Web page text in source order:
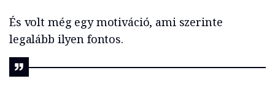
És volt még egy motiváció, ami szerinte
legalább ilyen fontos.